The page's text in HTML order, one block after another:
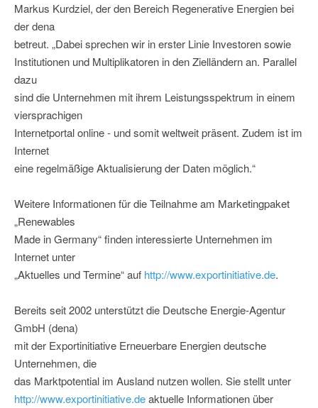
Markus Kurdziel, der den Bereich Regenerative Energien bei
der dena
betreut. „Dabei sprechen wir in erster Linie Investoren sowie
Institutionen und Multiplikatoren in den Zielländern an. Parallel
dazu
sind die Unternehmen mit ihrem Leistungsspektrum in einem
viersprachigen
Internetportal online - und somit weltweit präsent. Zudem ist im
Internet
eine regelmäßige Aktualisierung der Daten möglich.“
Weitere Informationen für die Teilnahme am Marketingpaket
„Renewables
Made in Germany“ finden interessierte Unternehmen im
Internet unter
„Aktuelles und Termine“ auf http://www.exportinitiative.de.
Bereits seit 2002 unterstützt die Deutsche Energie-Agentur
GmbH (dena)
mit der Exportinitiative Erneuerbare Energien deutsche
Unternehmen, die
das Marktpotential im Ausland nutzen wollen. Sie stellt unter
http://www.exportinitiative.deaktuelle Informationen über